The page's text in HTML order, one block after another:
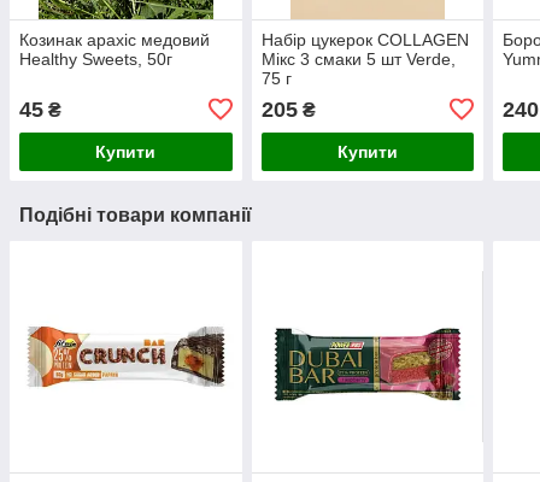
Козинак арахіс медовий
Healthy Sweets, 50г
45 ₴
Купити
Набір цукерок COLLAGEN
Мікс 3 смаки 5 шт Verde,
75 г
205₴
Купити
240
Подібні товари компанії